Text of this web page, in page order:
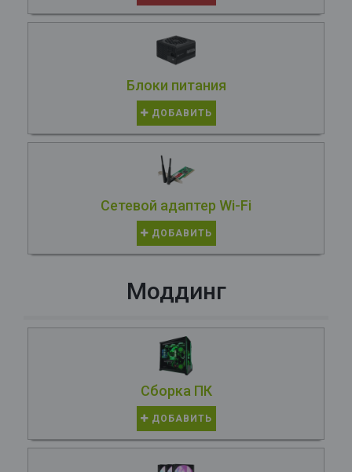
Блоки питания
ДОБАВИТЬ
Сетевой адаптер Wi-Fi
ДОБАВИТЬ
Моддинг
Сборка ПК
ДОБАВИТЬ